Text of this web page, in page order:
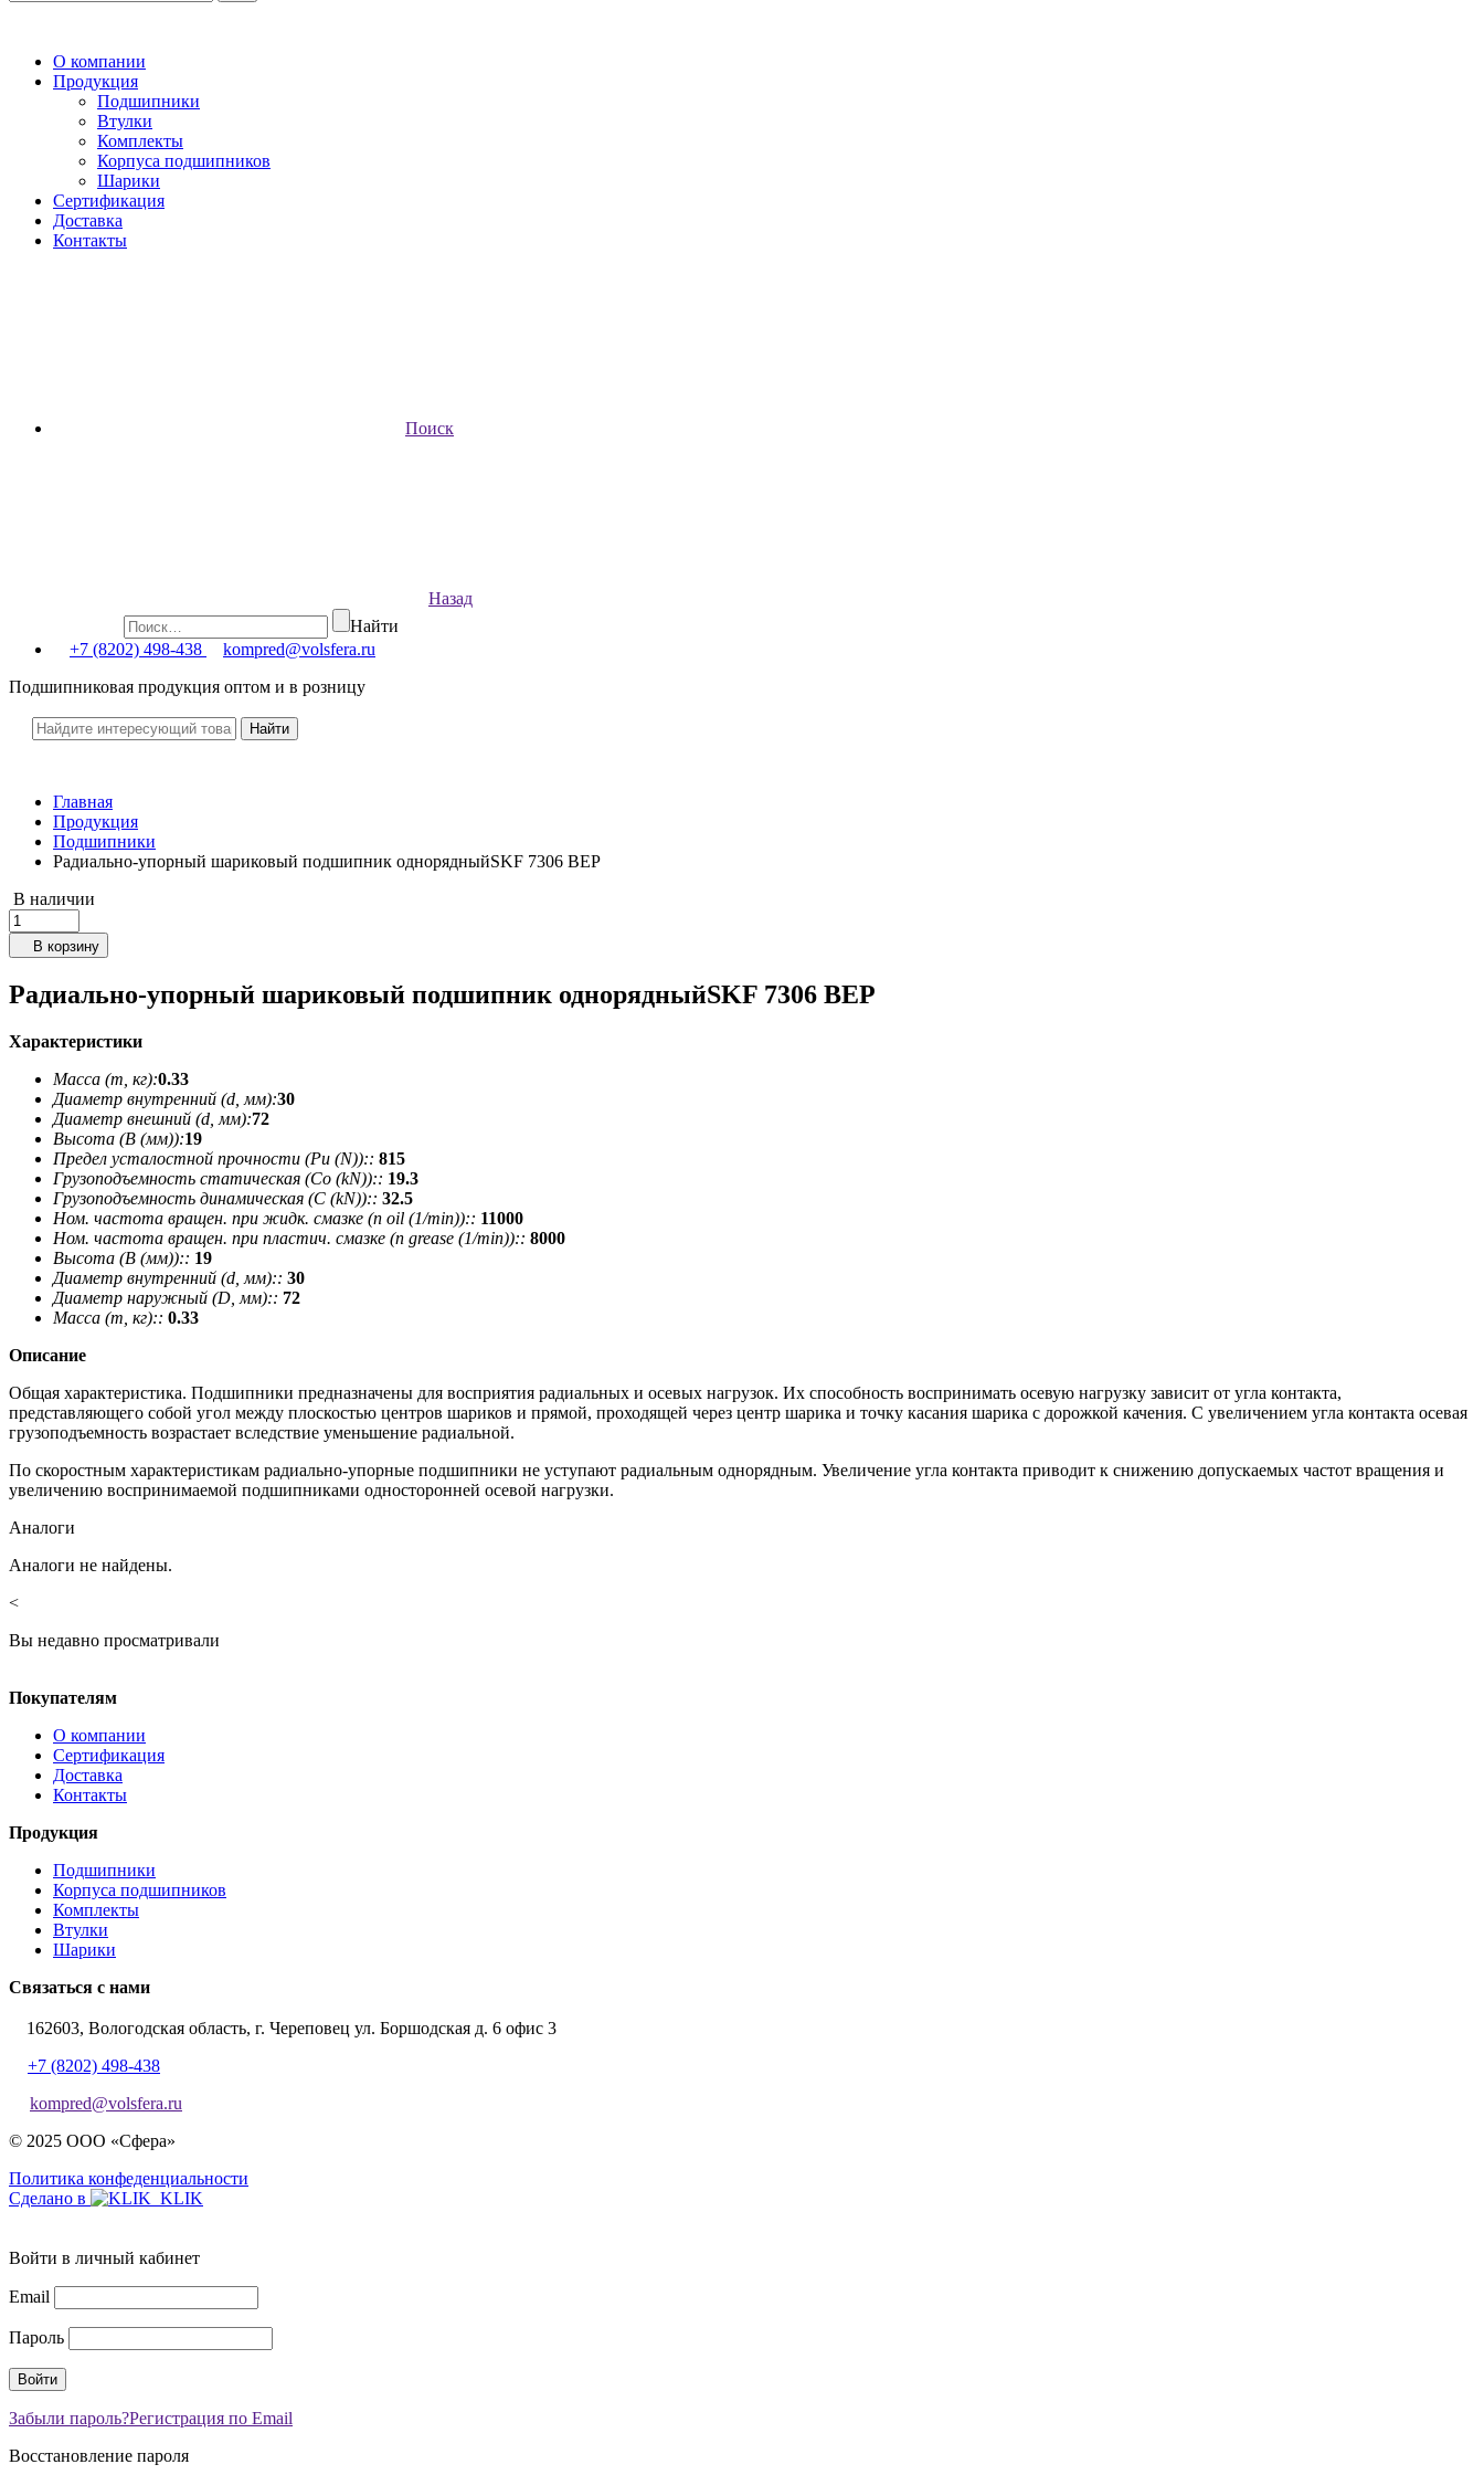
О компании
Продукция
Подшипники
Втулки
Комплекты
Корпуса подшипников
Шарики
Сертификация
Доставка
Контакты
Поиск
Назад
Найти
+7 (8202) 498-438
kompred@volsfera.ru
Подшипниковая продукция оптом и в розницу
Главная
Продукция
Подшипники
Радиально-упорный шариковый подшипник однорядныйSKF 7306 BEP
В наличии
В корзину
Радиально-упорный шариковый подшипник однорядныйSKF 7306 BEP
Характеристики
Масса (m, кг):0.33
Диаметр внутренний (d, мм):30
Диаметр внешний (d, мм):72
Высота (В (мм)):19
Предел усталостной прочности (Pu (N)):: 815
Грузоподъемность статическая (Co (kN)):: 19.3
Грузоподъемность динамическая (C (kN)):: 32.5
Ном. частота вращен. при жидк. смазке (n oil (1/min)):: 11000
Ном. частота вращен. при пластич. смазке (n grease (1/min)):: 8000
Высота (В (мм)):: 19
Диаметр внутренний (d, мм):: 30
Диаметр наружный (D, мм):: 72
Масса (m, кг):: 0.33
Описание
Общая характеристика. Подшипники предназначены для восприятия радиальных и осевых нагрузок. Их способность воспринимать осевую нагрузку зависит от угла контакта,
представляющего собой угол между плоскостью центров шариков и прямой, проходящей через центр шарика и точку касания шарика с дорожкой качения. С увеличением угла контакта осевая
грузоподъемность возрастает вследствие уменьшение радиальной.
По скоростным характеристикам радиально-упорные подшипники не уступают радиальным однорядным. Увеличение угла контакта приводит к снижению допускаемых частот вращения и
увеличению воспринимаемой подшипниками односторонней осевой нагрузки.
Аналоги
Аналоги не найдены.
<
Вы недавно просматривали
Покупателям
О компании
Сертификация
Доставка
Контакты
Продукция
Подшипники
Корпуса подшипников
Комплекты
Втулки
Шарики
Связаться с нами
162603, Вологодская область, г. Череповец ул. Боршодская д. 6 офис 3
+7 (8202) 498-438
kompred@volsfera.ru
© 2025 ООО «Сфера»
Политика конфеденциальности
Сделано в
Войти в личный кабинет
Email
Пароль
Забыли пароль?Регистрация по Email
Восстановление пароля